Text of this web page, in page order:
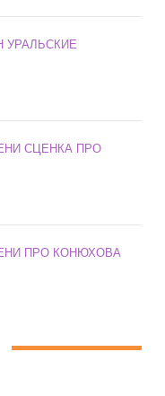
УРАЛЬСКИЕ
СЦЕНКА ПРО
ПРО КОНЮХОВА